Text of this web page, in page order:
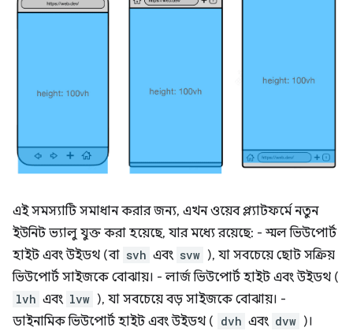
এই সমস্যাটি সমাধান করার জন্য, এখন ওয়েব প্ল্যাটফর্মে নতুন
ইউনিট ভ্যালু যুক্ত করা হয়েছে, যার মধ্যে রয়েছে: - স্মল ভিউপোর্ট
হাইট এবং উইডথ (বা svh এবং svw ), যা সবচেয়ে ছোট সক্রিয়
ভিউপোর্ট সাইজকে বোঝায়। - লার্জ ভিউপোর্ট হাইট এবং উইডথ (
lvh এবং lvw ), যা সবচেয়ে বড় সাইজকে বোঝায়। -
ডাইনামিক ভিউপোর্ট হাইট এবং উইডথ ( dvh এবং dvw )।